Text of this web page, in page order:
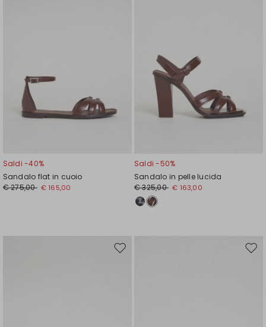
Saldi -40%
Sandalo flat in cuoio
€ 275,00 € 165,00
Saldi -50%
Sandalo in pelle lucida
€ 325,00 € 163,00
Sposta